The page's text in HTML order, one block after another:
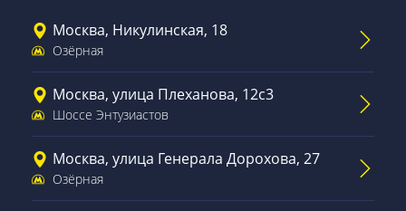
Москва, Никулинская, 18
Озёрная
Москва, улица Плеханова, 12с3
Шоссе Энтузиастов
Москва, улица Генерала Дорохова, 27
Озёрная